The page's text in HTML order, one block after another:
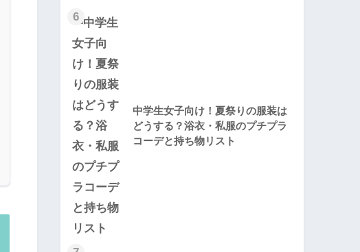
6
中学生女子向け！夏祭りの服装は
どうする？浴衣・私服のプチプラ
コーデと持ち物リスト